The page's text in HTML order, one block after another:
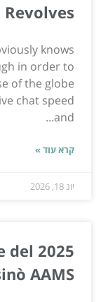
Revolves
knows
in order to
of the globe
chat speed
and...
קרא עוד »
יונ 18, 2026
del 2025
AAMS